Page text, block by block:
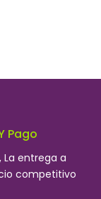
Pago
La entrega a
competitivo